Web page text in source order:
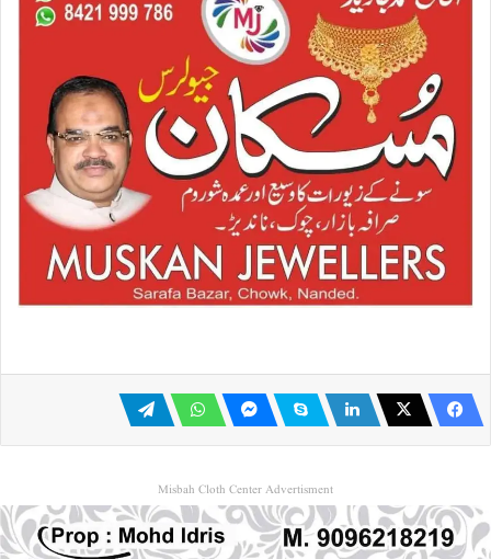
Misbah Cloth Center Advertisment